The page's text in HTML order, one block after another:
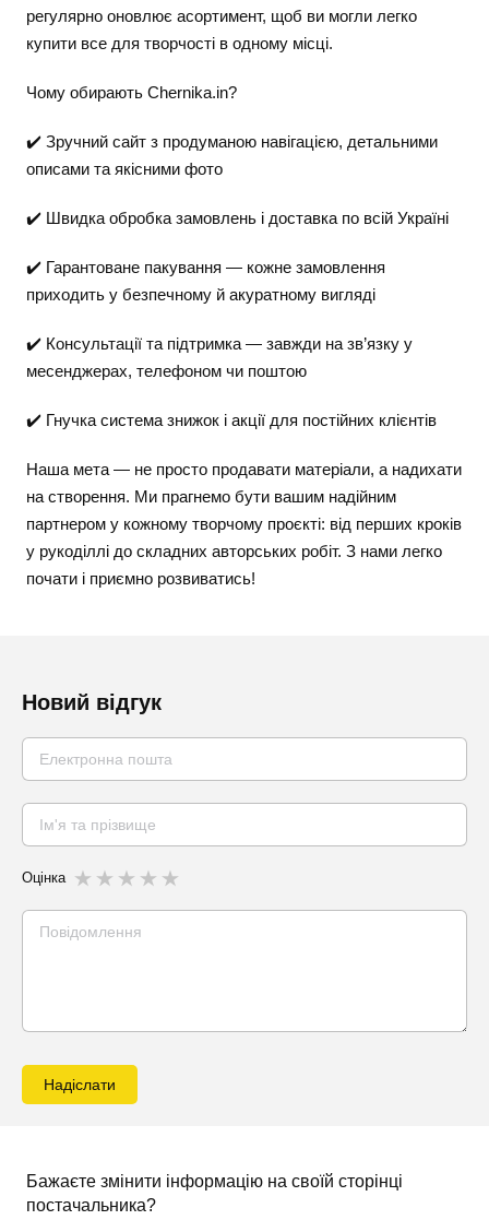
регулярно оновлює асортимент, щоб ви могли легко
купити все для творчості в одному місці.
Чому обирають Chernika.in?
✔️ Зручний сайт з продуманою навігацією, детальними
описами та якісними фото
✔️ Швидка обробка замовлень і доставка по всій Україні
✔️ Гарантоване пакування — кожне замовлення
приходить у безпечному й акуратному вигляді
✔️ Консультації та підтримка — завжди на зв’язку у
месенджерах, телефоном чи поштою
✔️ Гнучка система знижок і акції для постійних клієнтів
Наша мета — не просто продавати матеріали, а надихати
на створення. Ми прагнемо бути вашим надійним
партнером у кожному творчому проєкті: від перших кроків
у рукоділлі до складних авторських робіт. З нами легко
почати і приємно розвиватись!
Новий відгук
Оцінка
Надіслати
Бажаєте змінити інформацію на своїй сторінці
постачальника?